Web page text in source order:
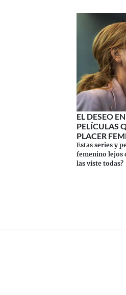
EL DESEO
PELÍCULAS
PLACER
Estas series y
femenino lejos
las viste todas?